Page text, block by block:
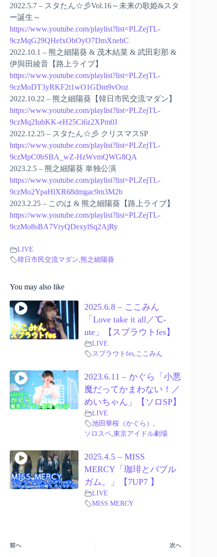
2022.5.7 – スタたん☆彡Vol.16～未来の歌姫&スタ
ー誕生～
https://www.youtube.com/playlist?list=PLZejTL-
9czMqG29QHefxObOyO7DmXnehC
2022.10.1 – 熊之細陽葵 & 茂木結菜 & 武田彩那 &
伊與田綾音【路上ライブ】
https://www.youtube.com/playlist?list=PLZejTL-
9czMoDT3yRKF2t1wO1GDm9vOoz
2022.10.22 – 熊之細陽葵【韓日市民交流マダン】
https://www.youtube.com/playlist?list=PLZejTL-
9czMq2IubKK-eH25Ci6z2XPm0J
2022.12.25 – スタたん☆彡 クリスマスSP
https://www.youtube.com/playlist?list=PLZejTL-
9czMpC0bSBA_wZ-HzWvmQWG8QA
2023.2.5 – 熊之細陽葵 単独公演
https://www.youtube.com/playlist?list=PLZejTL-
9czMo2YpaHlXR68dmgac9m3M2b
2023.2.25 – このは & 熊之細陽葵【路上ライブ】
https://www.youtube.com/playlist?list=PLZejTL-
9czMo8sBA7VryQDexylSq2AjRy
LIVE
韓日市民交流マダン 熊之細陽葵
You may also like
2025.6.8 – ここみん
「Love take it all／℃-
ute」【スプラウトfes】
LIVE
スプラウトfes, ここみん
2023.6.11 – かぐら「小悪
魔だってかまわない！／
めいちゃん」【ソロSP】
LIVE
池田華桜（かぐら）
ソロスペ, 東京アイドル劇場
2025.4.5 – MISS
MERCY「珈琲とバブル
ガム。」【7UP7 】
LIVE
MISS MERCY
前へ 次へ